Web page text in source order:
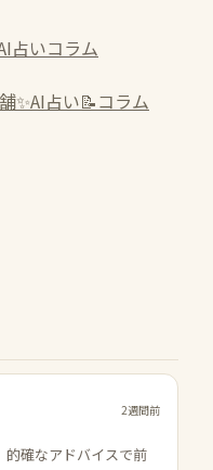
占いコラム
✨AI占い📝コラム
2週間前
確なアドバイスで前